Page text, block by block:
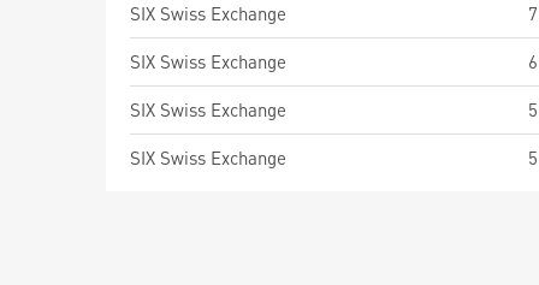
SIX Swiss Exchange
SIX Swiss Exchange
SIX Swiss Exchange
SIX Swiss Exchange